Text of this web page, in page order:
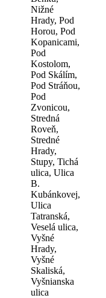
Nižné
Hrady, Pod
Horou, Pod
Kopanicami,
Pod
Kostolom,
Pod Skálím,
Pod Stráňou,
Pod
Zvonicou,
Stredná
Roveň,
Stredné
Hrady,
Stupy, Tichá
ulica, Ulica
B.
Kubánkovej,
Ulica
Tatranská,
Veselá ulica,
Vyšné
Hrady,
Vyšné
Skaliská,
Vyšnianska
ulica